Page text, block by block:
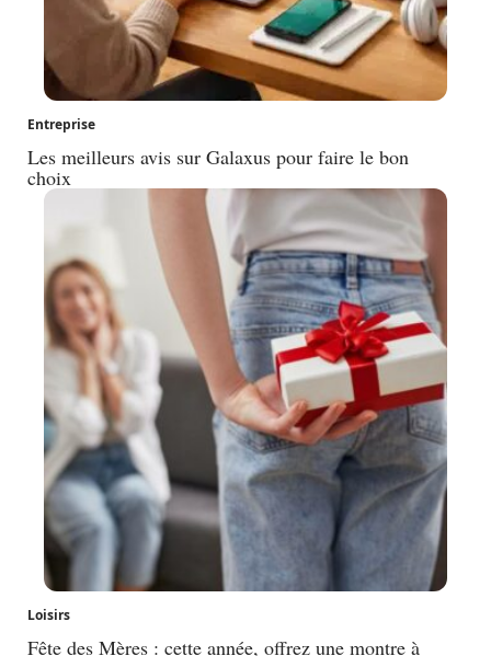
Entreprise
Les meilleurs avis sur Galaxus pour faire le bon
choix
Loisirs
Fête des Mères : cette année, offrez une montre à